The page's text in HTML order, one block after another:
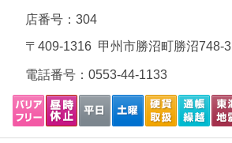
店番号：304
〒409-1316 甲州市勝沼町勝沼748-3
電話番号： 0553-44-1133